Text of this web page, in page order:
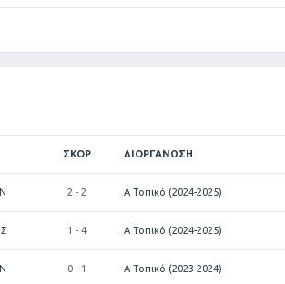
ΣΚΟΡ ΔΙΟΡΓΆΝΩΣΗ
2 - 2 Α Τοπικό (2024-2025)
1 - 4 Α Τοπικό (2024-2025)
0 - 1 Α Τοπικό (2023-2024)